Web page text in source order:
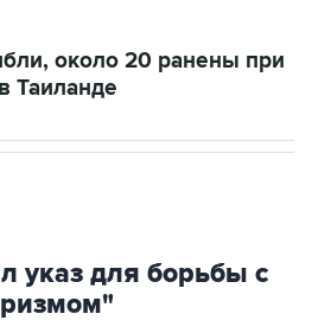
около 20 ранены при
Таиланде
указ для борьбы с